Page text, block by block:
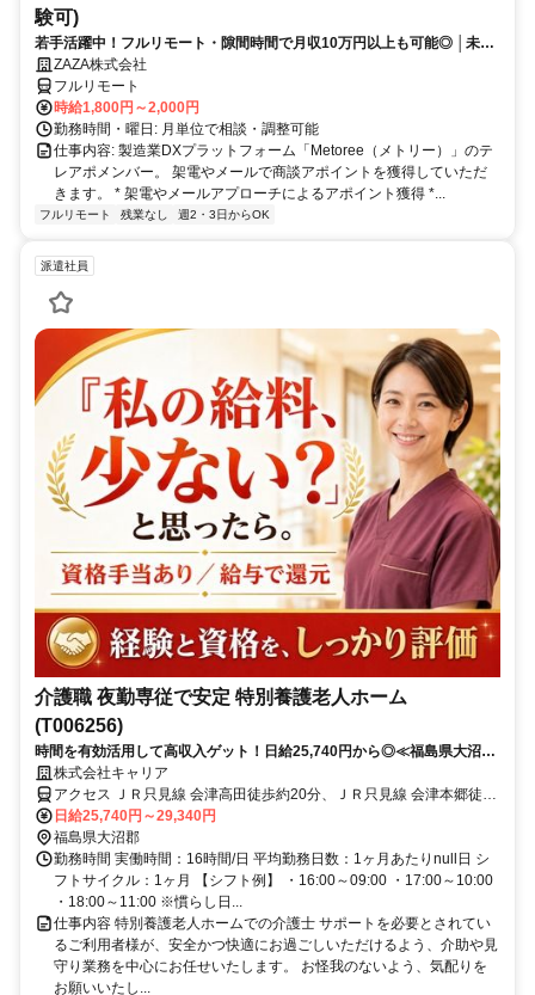
験可)
若手活躍中！フルリモート・隙間時間で月収10万円以上も可能◎ │未経
験からインサイドセールスに挑戦
ZAZA株式会社
フルリモート
時給1,800円～2,000円
勤務時間・曜日: 月単位で相談・調整可能
仕事内容: 製造業DXプラットフォーム「Metoree（メトリー）」のテ
レアポメンバー。 架電やメールで商談アポイントを獲得していただ
きます。 * 架電やメールアプローチによるアポイント獲得 *...
フルリモート 残業なし 週2・3日からOK
派遣社員
介護職 夜勤専従で安定 特別養護老人ホーム
(T006256)
時間を有効活用して高収入ゲット！日給25,740円から◎≪福島県大沼郡
会津美里町周辺≫
株式会社キャリア
アクセス ＪＲ只見線 会津高田徒歩約20分、ＪＲ只見線 会津本郷徒歩
約64分、ＪＲ只見線 根岸（福島県）徒歩約72分
日給25,740円～29,340円
福島県大沼郡
勤務時間 実働時間：16時間/日 平均勤務日数：1ヶ月あたりnull日 シ
フトサイクル：1ヶ月 【シフト例】 ・16:00～09:00 ・17:00～10:00
・18:00～11:00 ※慣らし日...
仕事内容 特別養護老人ホームでの介護士 サポートを必要とされてい
るご利用者様が、安全かつ快適にお過ごしいただけるよう、介助や見
守り業務を中心にお任せいたします。 お怪我のないよう、気配りを
お願いいたし...